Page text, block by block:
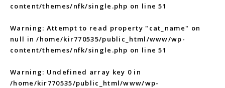
content/themes/nfk/single.php on line51
Warning: Attempt to read property "cat_name" on
null in/home/kir770535/public_html/www/wp-
content/themes/nfk/single.php on line51
Warning: Undefined array key 0 in
/home/kir770535/public_html/www/wp-